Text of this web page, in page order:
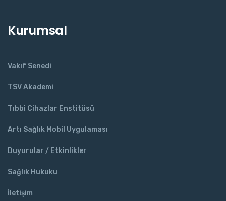
Kurumsal
Vakıf Senedi
TSV Akademi
Tıbbi Cihazlar Enstitüsü
Artı Sağlık Mobil Uygulaması
Duyurular / Etkinlikler
Sağlık Hukuku
İletişim